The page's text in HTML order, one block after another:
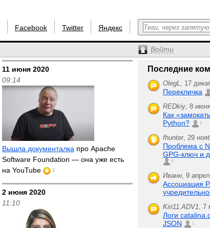
Facebook Twitter Яндекс
Войти
11 июня 2020
09:14
Вышла документалка про Apache
Software Foundation — она уже есть
на YouTube
1
2 июня 2020
11:10
Последние
OlegL, 17
Перекличка
REDkiy, 8
Как
Python?
2
fhunter, 29
Проблема с
GPG-ключ и
6
Иванн, 9
Ассоциация
Kiri11.ADV1, 7
Логи
JSON
1